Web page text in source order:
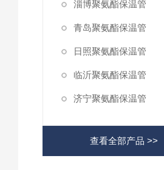
淄博聚氨酯保温管
青岛聚氨酯保温管
日照聚氨酯保温管
临沂聚氨酯保温管
济宁聚氨酯保温管
查看全部产品 >>